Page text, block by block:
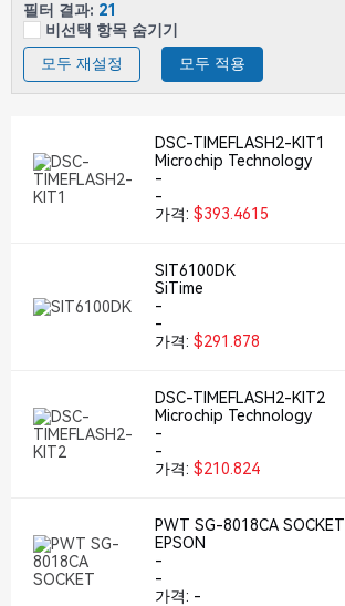
필터 결과: 21
비선택 항목 숨기기
모두 재설정
모두 적용
DSC-TIMEFLASH2-KIT1
Microchip Technology
-
-
가격: $393.4615
SIT6100DK
SiTime
-
-
가격: $291.878
DSC-TIMEFLASH2-KIT2
Microchip Technology
-
-
가격: $210.824
PWT SG-8018CA SOCKET
EPSON
-
-
가격: -